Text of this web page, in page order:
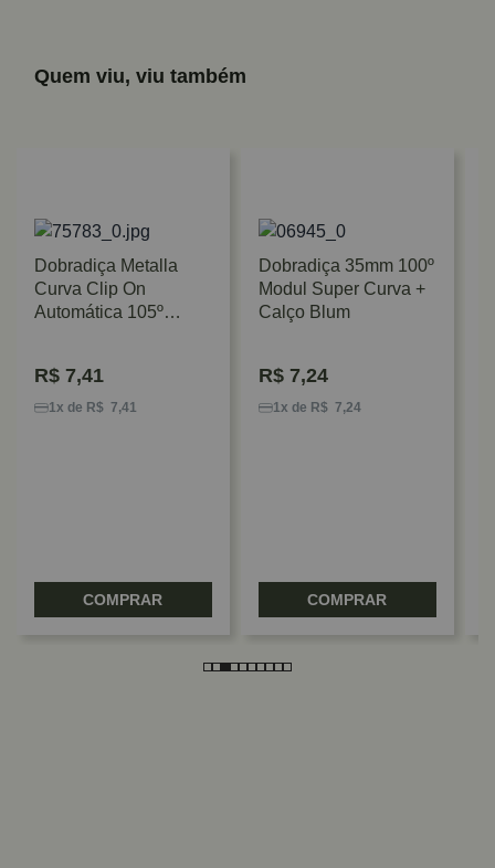
Quem viu, viu também
Dobradiça Metalla
Curva Clip On
Automática 105º
R$ 7,41
1x de R$ 7,41
COMPRAR
Dobradiça 35mm 100º
Modul Super Curva +
Calço Blum
R$ 7,24
1x de R$ 7,24
COMPRAR